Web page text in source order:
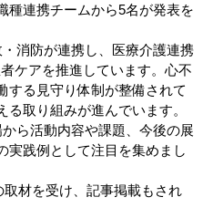
種連携チームから5名が発表を
消防が連携し、医療介護連携
ケアを推進しています。心不
する見守り体制が整備されて
取り組みが進んでいます。
ら活動内容や課題、今後の展
実践例として注目を集めまし
材を受け、記事掲載もされ